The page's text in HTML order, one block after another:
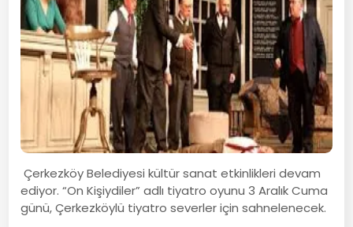
Çerkezköy Belediyesi kültür sanat etkinlikleri devam
ediyor. “On Kişiydiler” adlı tiyatro oyunu 3 Aralık Cuma
günü, Çerkezköylü tiyatro severler için sahnelenecek.